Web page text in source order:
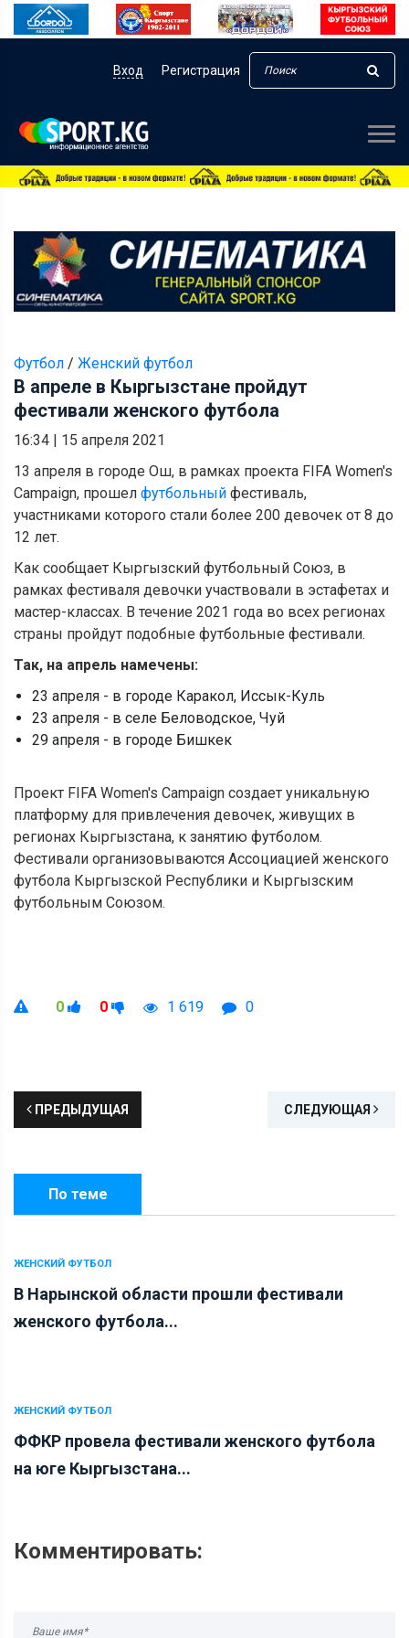
Вход Регистрация
Футбол / Женский футбол
В апреле в Кыргызстане пройдут
фестивали женского футбола
16:34 | 15 апреля 2021
13 апреля в городе Ош, в рамках проекта FIFA Women's
Campaign, прошел футбольный фестиваль,
участниками которого стали более 200 девочек от 8 до
12 лет.
Как сообщает Кыргызский футбольный Союз, в
рамках фестиваля девочки участвовали в эстафетах и
мастер-классах. В течение 2021 года во всех регионах
страны пройдут подобные футбольные фестивали.
Так, на апрель намечены:
23 апреля - в городе Каракол, Иссык-Куль
23 апреля - в селе Беловодское, Чуй
29 апреля - в городе Бишкек
Проект FIFA Women's Campaign создает уникальную
платформу для привлечения девочек, живущих в
регионах Кыргызстана, к занятию футболом.
Фестивали организовываются Ассоциацией женского
футбола Кыргызской Республики и Кыргызским
футбольным Союзом.
0 0 1 619 0
ПРЕДЫДУЩАЯ СЛЕДУЮЩАЯ
По теме
ЖЕНСКИЙ ФУТБОЛ
В Нарынской области прошли фестивали
женского футбола...
ЖЕНСКИЙ ФУТБОЛ
ФФКР провела фестивали женского футбола
на юге Кыргызстана...
Комментировать: